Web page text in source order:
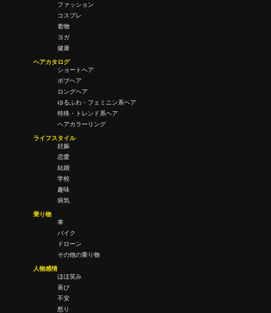
ファッション
コスプレ
着物
ヨガ
健康
ヘアカタログ
ショートヘア
ボブヘア
ロングヘア
ゆるふわ・フェミニン系ヘア
特殊・トレンド系ヘア
ヘアカラーリング
ライフスタイル
妊娠
恋愛
結婚
学校
趣味
病気
乗り物
車
バイク
ドローン
その他の乗り物
人物感情
ほほ笑み
喜び
不安
怒り